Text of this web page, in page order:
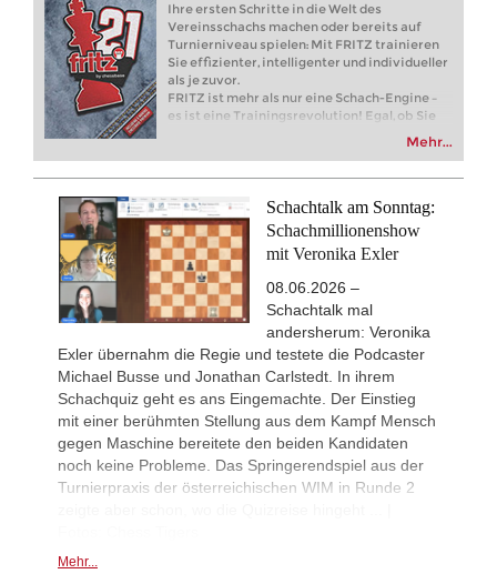
New Opening Trend
Liang - Caruana (C01)
New Opening Trend
3h
Tactics in a live game
Kiolbasa - Salimova (C50)
New Opening Trend
Piliposyan - Burns (B54)
New Opening Trend
Vazquez - Gorodetzky (D35)
New Opening Trend
New Opening Trend
Gavrilescu - Mohamed Anees M
Interesting Novelty
Samadov - Movahed (D43)
New Opening Trend
Ihre ersten Schritte in die Welt des
Vereinsschachs machen oder bereits auf
Turnierniveau spielen: Mit FRITZ trainieren
Sie effizienter, intelligenter und individueller
als je zuvor.
FRITZ ist mehr als nur eine Schach-Engine –
es ist eine Trainingsrevolution! Egal, ob Sie
Vereinsschachs machen oder bereits auf
als je zuvor.
Mehr...
Schachtalk am Sonntag:
Schachmillionenshow
mit Veronika Exler
08.06.2026 –
Schachtalk mal
andersherum: Veronika
Exler übernahm die Regie und testete die Podcaster
Michael Busse und Jonathan Carlstedt. In ihrem
Schachquiz geht es ans Eingemachte. Der Einstieg
mit einer berühmten Stellung aus dem Kampf Mensch
gegen Maschine bereitete den beiden Kandidaten
noch keine Probleme. Das Springerendspiel aus der
Turnierpraxis der österreichischen WIM in Runde 2
Mehr...